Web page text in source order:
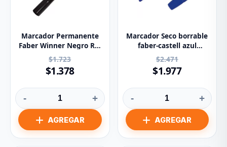
Marcador Permanente
Faber Winner Negro Ref
54E-N
$1.723
$1.378
- +
Marcador Seco borrable
faber-castell azul
ref:154-z
$2.471
$1.977
- +